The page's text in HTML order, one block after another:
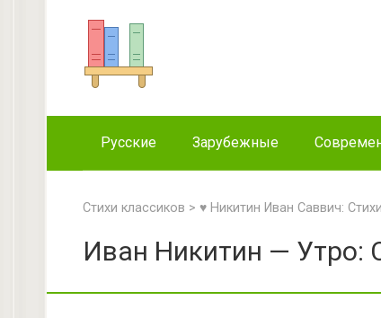
Русские Зарубежные
Стихи классиков > ♥ Никитин Иван Саввич: Стихи
Иван Никитин — Утро: